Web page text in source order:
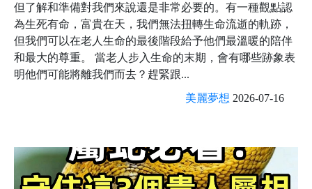
但了解和準備對我們來說還是非常必要的。有一種觀點認
為生死有命，富貴在天，我們無法扭轉生命流逝的軌跡，
但我們可以在老人生命的最後階段給予他們最溫暖的陪伴
和最大的尊重。 當老人步入生命的末期，會有哪些跡象表
明他們可能將離我們而去？趕緊跟...
美麗夢想 2026-07-16